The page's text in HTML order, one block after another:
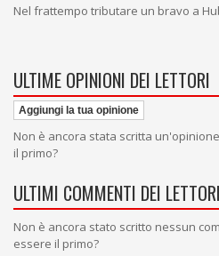
Nel frattempo tributare un bravo a
ULTIME OPINIONI DEI LETTORI
Aggiungi la tua opinione
Non è ancora stata scritta
il primo?
ULTIMI COMMENTI DEI LETTORI
Non è ancora stato scritto nessun
essere il primo?